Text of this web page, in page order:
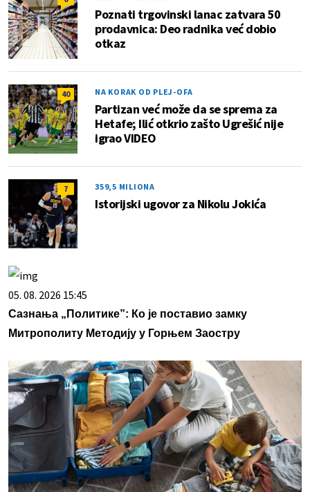
Poznati trgovinski lanac zatvara 50
prodavnica: Deo radnika već dobio
otkaz
40 NA KORAK OD PLEJ-OFA
Partizan već može da se sprema za
Hetafe; Ilić otkrio zašto Ugrešić nije
igrao VIDEO
7 359,5 MILIONA
Istorijski ugovor za Nikolu Jokića
05. 08. 2026 15:45
Сазнања „Политике”: Ко је поставио замку
Митрополиту Методију у Горњем Заостру